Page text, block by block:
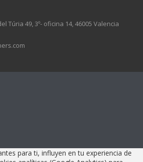
Túria 49, 3º- oficina 14, 46005 Valencia
para ti, influyen en tu experiencia de